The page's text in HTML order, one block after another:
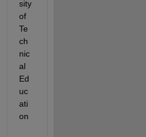
sity
of
Te
ch
nic
al
Ed
uc
ati
on